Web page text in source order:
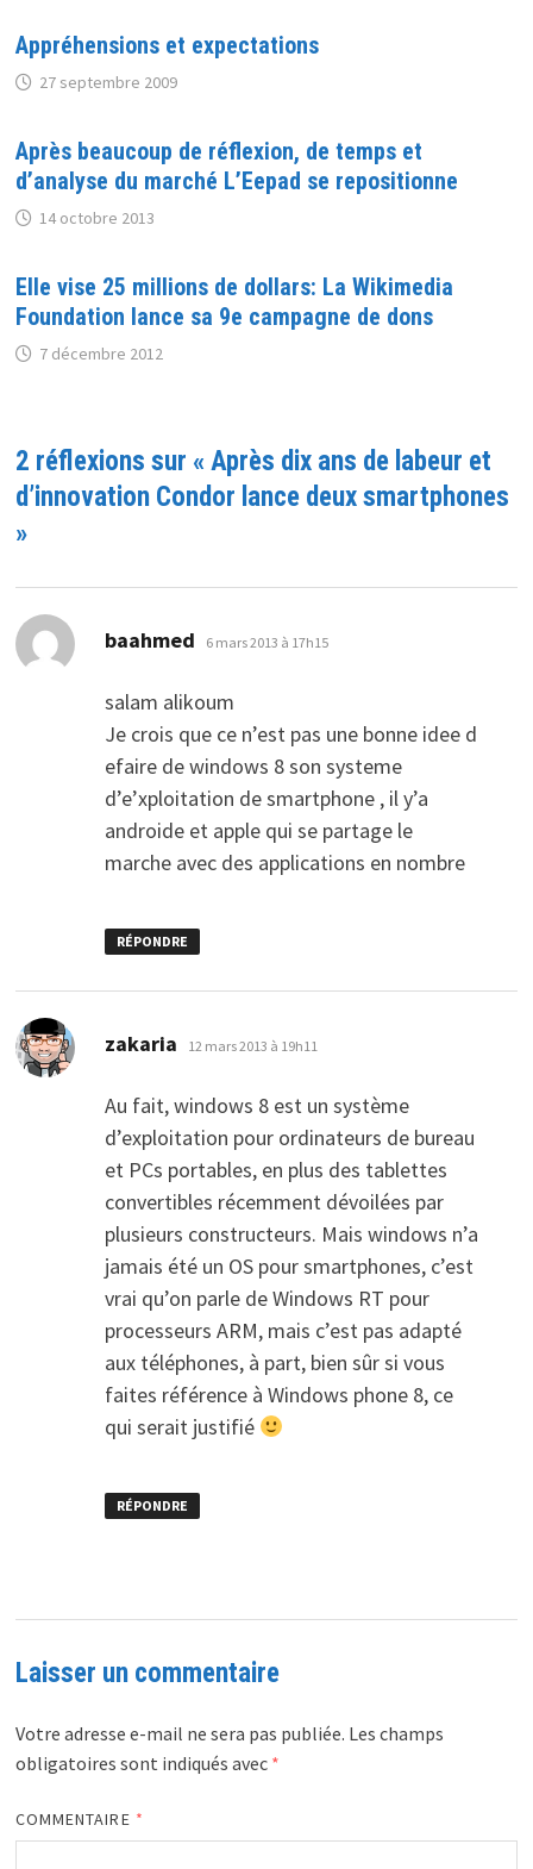
Appréhensions et expectations
27 septembre 2009
Après beaucoup de réflexion, de temps et
d’analyse du marché L’Eepad se repositionne
14 octobre 2013
Elle vise 25 millions de dollars: La Wikimedia
Foundation lance sa 9e campagne de dons
7 décembre 2012
2 réflexions sur « Après dix ans de labeur et
d’innovation Condor lance deux smartphones
»
baahmed dit :
6 mars 2013 à 17h15
salam alikoum
Je crois que ce n’est pas une bonne idee d
efaire de windows 8 son systeme
d’e’xploitation de smartphone , il y’a
androide et apple qui se partage le
marche avec des applications en nombre
RÉPONDRE
zakaria dit :
12 mars 2013 à 19h11
Au fait, windows 8 est un système
d’exploitation pour ordinateurs de bureau
et PCs portables, en plus des tablettes
convertibles récemment dévoilées par
plusieurs constructeurs. Mais windows n’a
jamais été un OS pour smartphones, c’est
vrai qu’on parle de Windows RT pour
processeurs ARM, mais c’est pas adapté
aux téléphones, à part, bien sûr si vous
faites référence à Windows phone 8, ce
qui serait justifié
RÉPONDRE
Laisser un commentaire
Votre adresse e-mail ne sera pas publiée. Les champs
obligatoires sont indiqués avec *
COMMENTAIRE *